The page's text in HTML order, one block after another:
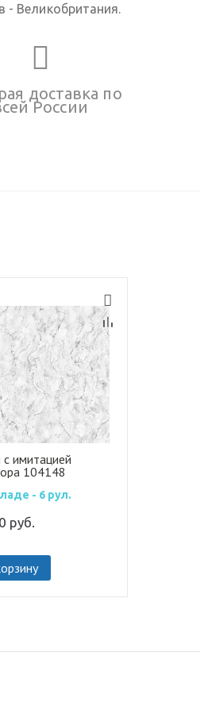
Великобритания.
доставка по
России
имитацией
104148
- 6 рул.
руб.